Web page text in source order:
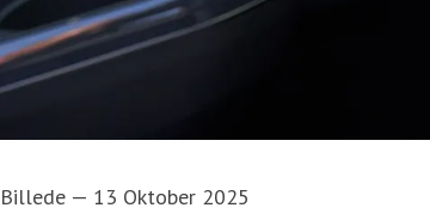
Billede — 13 Oktober 2025